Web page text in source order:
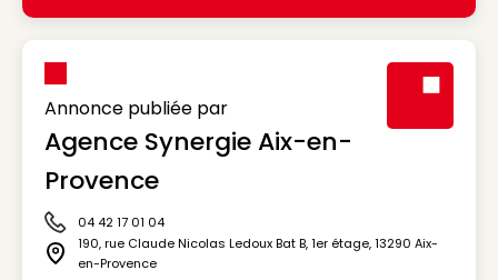
Annonce publiée par
Agence Synergie Aix-en-
Provence
Icône téléphone
04 42 17 01 04
Icône adresse
190, rue Claude Nicolas Ledoux Bat B, 1er étage,13290 Aix-
en-Provence